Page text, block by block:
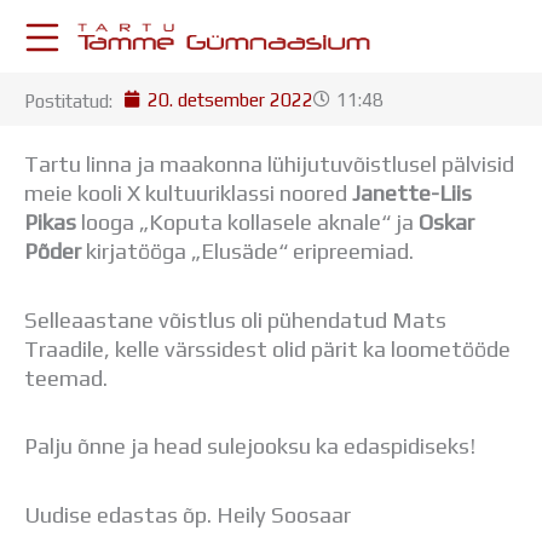
KESKKONNAD
Postkast
Drive
Tamme TV
Tamme Leht
Koorilaul
ÕPPETÖÖ
Tunniplaan
Õppekava
Õpilastööd (UPT)
Postitatud: 20. detsember 2022 11:48
Tartu linna ja maakonna lühijutuvõistlusel pälvisid
meie kooli X kultuuriklassi noored Janette-Liis
Pikas looga „Koputa kollasele aknale“ ja Oskar
Põderkirjatööga „Elusäde“ eripreemiad.
Selleaastane võistlus oli pühendatud Mats
Traadile, kelle värssidest olid pärit ka loometööde
teemad.
Palju õnne ja head sulejooksu ka edaspidiseks!
Uudise edastas õp. Heily Soosaar